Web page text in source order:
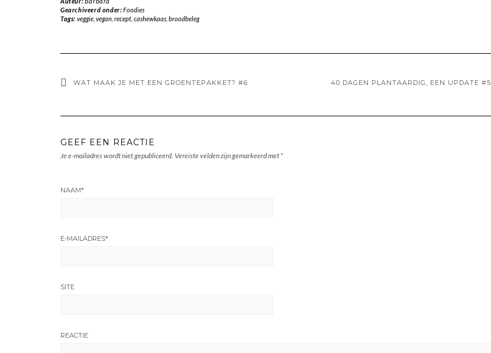
Gearchiveerd onder:Foodies
Tags: veggie, vegan, recept, cashewkaas, broodbeleg
WAT MAAK JE MET EEN GROENTEPAKKET? #6 40 DAGEN PLANTAARDIG, EEN UPDATE #5
GEEF EEN REACTIE
Je e-mailadres wordt niet gepubliceerd. Vereiste velden zijn gemarkeerd met *
NAAM*
E-MAILADRES*
SITE
REACTIE